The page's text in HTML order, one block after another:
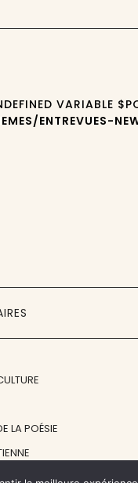
VARIABLE
ENTREVUES-
LA POÉSIE